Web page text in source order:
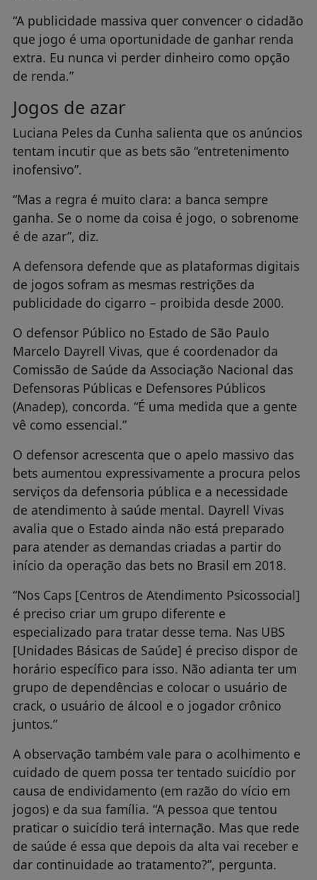
“A publicidade massiva quer convencer o cidadão
que jogo é uma oportunidade de ganhar renda
extra. Eu nunca vi perder dinheiro como opção
de renda.”
Jogos de azar
Luciana Peles da Cunha salienta que os anúncios
tentam incutir que as bets são “entretenimento
inofensivo”.
“Mas a regra é muito clara: a banca sempre
ganha. Se o nome da coisa é jogo, o sobrenome
é de azar”, diz.
A defensora defende que as plataformas digitais
de jogos sofram as mesmas restrições da
publicidade do cigarro – proibida desde 2000.
O defensor Público no Estado de São Paulo
Marcelo Dayrell Vivas, que é coordenador da
Comissão de Saúde da Associação Nacional das
Defensoras Públicas e Defensores Públicos
(Anadep), concorda. “É uma medida que a gente
vê como essencial.”
O defensor acrescenta que o apelo massivo das
bets aumentou expressivamente a procura pelos
serviços da defensoria pública e a necessidade
de atendimento à saúde mental. Dayrell Vivas
avalia que o Estado ainda não está preparado
para atender as demandas criadas a partir do
início da operação das bets no Brasil em 2018.
“Nos Caps [Centros de Atendimento Psicossocial]
é preciso criar um grupo diferente e
especializado para tratar desse tema. Nas UBS
[Unidades Básicas de Saúde] é preciso dispor de
horário específico para isso. Não adianta ter um
grupo de dependências e colocar o usuário de
crack, o usuário de álcool e o jogador crônico
juntos.”
A observação também vale para o acolhimento e
cuidado de quem possa ter tentado suicídio por
causa de endividamento (em razão do vício em
jogos) e da sua família. “A pessoa que tentou
praticar o suicídio terá internação. Mas que rede
de saúde é essa que depois da alta vai receber e
dar continuidade ao tratamento?”, pergunta.